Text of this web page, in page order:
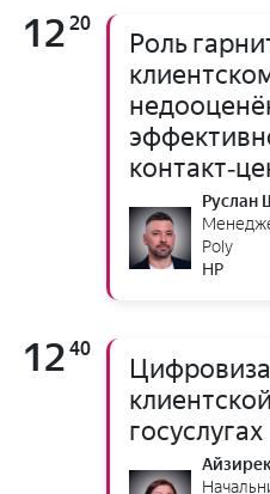
12 20
Роль
Руслан
Poly
HP
12 40
госуслугах